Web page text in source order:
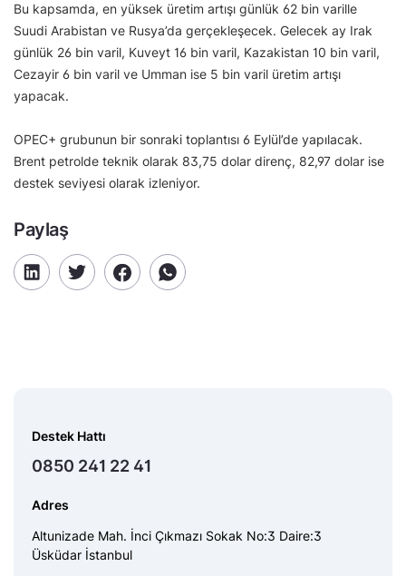
Bu kapsamda, en yüksek üretim artışı günlük 62 bin varille
Suudi Arabistan ve Rusya’da gerçekleşecek. Gelecek ay Irak
günlük 26 bin varil, Kuveyt 16 bin varil, Kazakistan 10 bin varil,
Cezayir 6 bin varil ve Umman ise 5 bin varil üretim artışı
yapacak.
OPEC+ grubunun bir sonraki toplantısı 6 Eylül’de yapılacak.
Brent petrolde teknik olarak 83,75 dolar direnç, 82,97 dolar ise
destek seviyesi olarak izleniyor.
Paylaş
Destek Hattı
0850 241 22 41
Adres
Altunizade Mah. İnci Çıkmazı Sokak No:3 Daire:3
Üsküdar İstanbul